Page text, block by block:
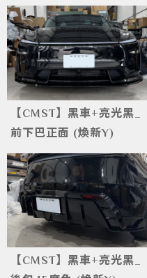
【CMST】黑車+亮光黑_
前下巴正面 (煥新Y)
【CMST】黑車+亮光黑_